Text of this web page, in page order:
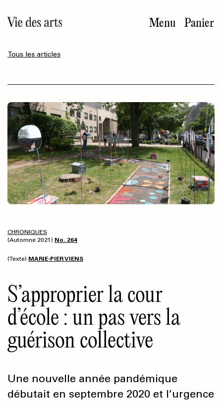
au
contenu
Menu Panier
Tous les articles
CHRONIQUES
(Automne 2021) No. 264
(Texte) MARIE-PIER VIENS
S’approprier la cour
d’école : un pas vers la
guérison collective
Une nouvelle année pandémique
débutait en septembre 2020 et l’urgence